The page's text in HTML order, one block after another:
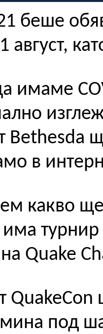
беше
август,
имаме
Bethesda
в
какво
турнир
Quake
QuakeCon
под